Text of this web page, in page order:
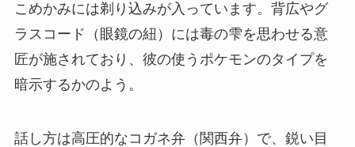
こめかみには剃り込みが入っています。背広やグ
ラスコード（眼鏡の紐）には毒の雫を思わせる意
匠が施されており、彼の使うポケモンのタイプを
暗示するかのよう。
話し方は高圧的なコガネ弁（関西弁）で、鋭い目